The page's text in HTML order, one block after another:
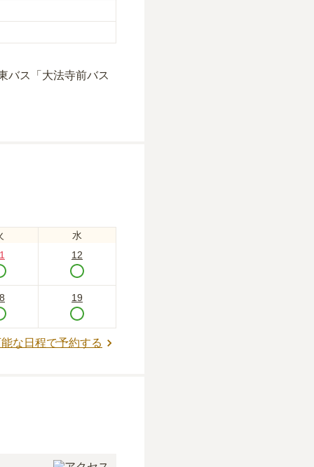
バス「大法寺前バス
水
12
19
な日程で予約する